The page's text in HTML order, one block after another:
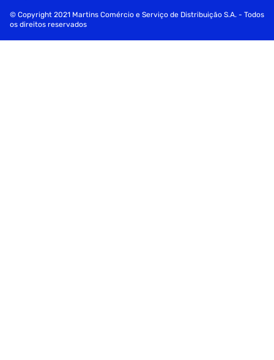
© Copyright 2021 Martins Comércio e Serviço de Distribuição S.A. - Todos
os direitos reservados